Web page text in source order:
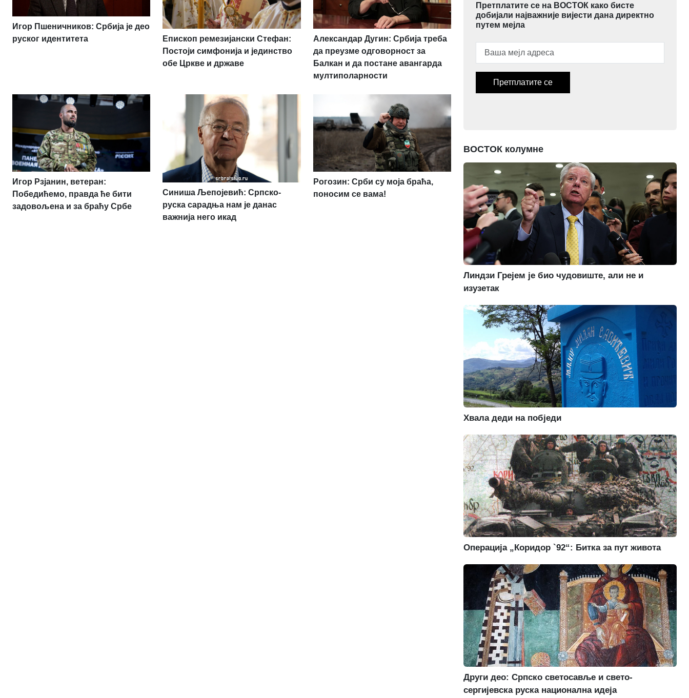
Игор Пшеничников: Србија је део
руског идентитета
Епископ ремезијански Стефан:
Постоји симфонија и јединство
обе Цркве и државе
Александар Дугин: Србија треба
да преузме одговорност за
Балкан и да постане авангарда
мултиполарности
Игор Рзјанин, ветеран:
Победићемо, правда ће бити
задовољена и за браћу Србе
Синиша Љепојевић: Српско-
руска сарадња нам је данас
важнија него икад
Рогозин: Срби су моја браћа,
поносим се вама!
Претплатите се на ВОСТОК како бисте
добијали најважније вијести дана директно
путем мејла
Претплатите се
ВОСТОК колумне
Линдзи Грејем је био чудовиште, али не и
изузетак
Хвала деди на побједи
Операција „Коридор `92“: Битка за пут живота
Други део: Српско светосавље и свето-
сергијевска руска национална идеја